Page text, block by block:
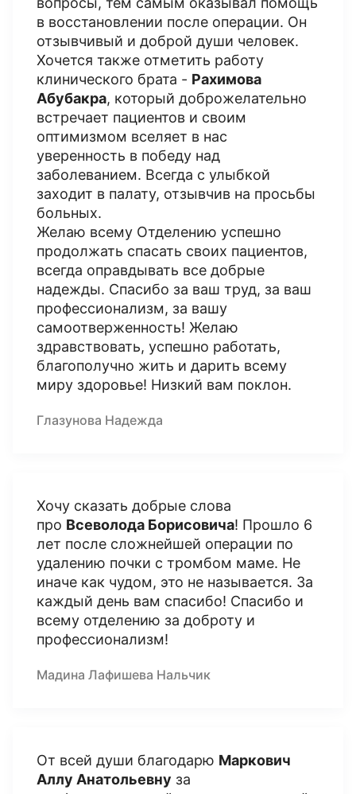
в восстановлении после операции. Он
отзывчивый и доброй души человек.
Хочется также отметить работу
клинического брата - Рахимова
Абубакра, который доброжелательно
встречает пациентов и своим
оптимизмом вселяет в нас
уверенность в победу над
заболеванием. Всегда с улыбкой
заходит в палату, отзывчив на просьбы
больных.
Желаю всему Отделению успешно
продолжать спасать своих пациентов,
всегда оправдывать все добрые
надежды. Спасибо за ваш труд, за ваш
профессионализм, за вашу
самоотверженность! Желаю
здравствовать, успешно работать,
благополучно жить и дарить всему
миру здоровье! Низкий вам поклон.
Глазунова Надежда
Хочу сказать добрые слова
про Всеволода Борисовича! Прошло 6
лет после сложнейшей операции по
удалению почки с тромбом маме. Не
иначе как чудом, это не называется. За
каждый день вам спасибо! Спасибо и
всему отделению за доброту и
профессионализм!
Мадина Лафишева Нальчик
От всей души благодарю Маркович
Аллу Анатольевну за